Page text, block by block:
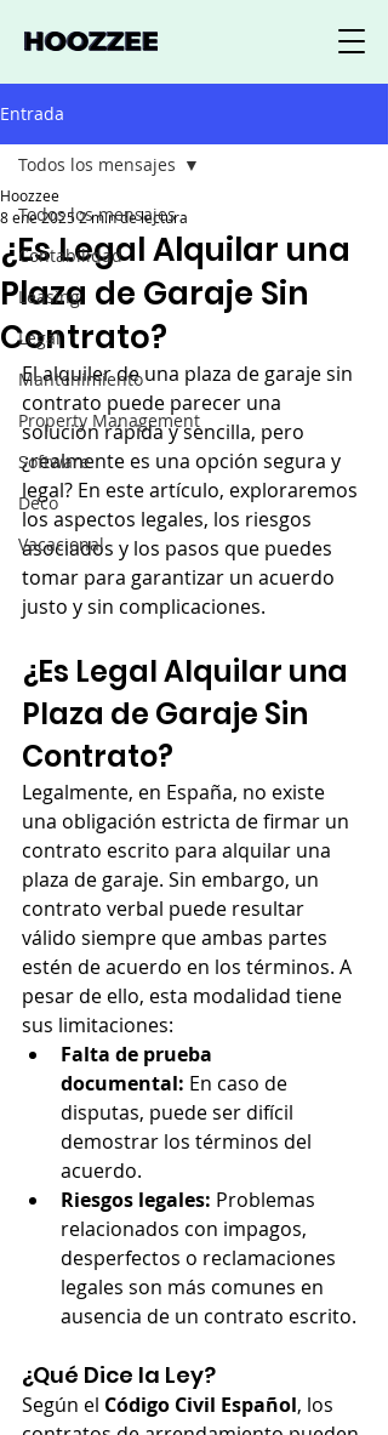
Entrada
Todos los mensajes
Contabilidad
Leasing
Legal
Mantenimiento
Property Management
Software
Deco
Vacacional
Todos los mensajes
¿Es Legal Alquilar una
Plaza de Garaje Sin
Contrato?
Hoozzee
8 ene 20252 min de lectura
El alquiler de una plaza de garaje sin
contrato puede parecer una
solución rápida y sencilla, pero
¿realmente es una opción segura y
legal? En este artículo, exploraremos
los aspectos legales, los riesgos
asociados y los pasos que puedes
tomar para garantizar un acuerdo
justo y sin complicaciones.
¿Es Legal Alquilar una
Plaza de Garaje Sin
Contrato?
Legalmente, en España, no existe
una obligación estricta de firmar un
contrato escrito para alquilar una
plaza de garaje. Sin embargo, un
contrato verbal puede resultar
válido siempre que ambas partes
estén de acuerdo en los términos. A
pesar de ello, esta modalidad tiene
sus limitaciones:
Falta de prueba
documental: En caso de
disputas, puede ser difícil
demostrar los términos del
acuerdo.
Riesgos legales: Problemas
relacionados con impagos,
desperfectos o reclamaciones
legales son más comunes en
ausencia de un contrato escrito.
¿Qué Dice la Ley?
Según el Código Civil Español, los